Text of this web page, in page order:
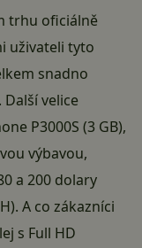
trhu oficiálně
uživateli tyto
snadno
velice
P3000S (3 GB),
výbavou,
a 200 dolary
A co zákazníci
s Full HD